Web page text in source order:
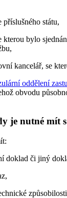
státu,
kterou bylo
kancelář, se
oddělení
obvodu
je nutné mít s
doklad či jiný